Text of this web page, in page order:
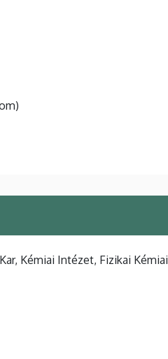
Kémiai Intézet, Fizikai Kémiai